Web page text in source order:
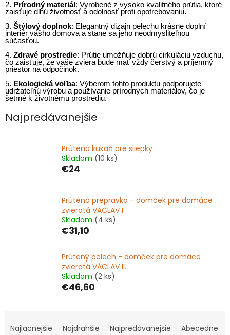
2. Prírodný materiál : Vyrobené z vysoko kvalitného prútia, ktoré
zaisťuje dlhú životnosť a odolnosť proti opotrebovaniu.
3. Štýlový doplnok: Elegantný dizajn pelechu krásne doplní
interiér vášho domova a stane sa jeho neodmysliteľnou
súčasťou.
4. Zdravé prostredie: Prútie umožňuje dobrú cirkuláciu vzduchu,
čo zaisťuje, že vaše zviera bude mať vždy čerstvý a príjemný
priestor na odpočinok.
5. Ekologická voľba: Výberom tohto produktu podporujete
udržateľnú výrobu a používanie prírodných materiálov, čo je
šetrné k životnému prostrediu.
Najpredávanejšie
Prútená kukaň pre sliepky
Skladom (10 ks)
€24
Prútená prepravka - domček pre domáce
zvieratá VACLAV I.
Skladom (4 ks)
€31,10
Prútený pelech - domček pre domáce
zvieratá VÁCLAV II.
Skladom (2 ks)
€46,60
aNajlacnejšie Najdrahšie Najpredávanejšie Abecedne